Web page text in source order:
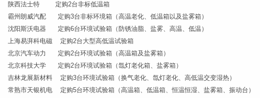
陕西法士特 定购2台非标低温箱
霸州朗威汽配 定购3台非标环境箱（高温老化、低温箱以及盐雾箱）
沈阳斯沃电器 定购6台环境试验箱（防锈油脂、盐雾、高温、低温）
上海易湃科电磁 定购2台大型高低温试验箱
北京汽车动力 定购2台环境试验箱（高温箱及盐雾箱）
北京科技大学 定购2台环境试验箱（氙灯老化箱、盐雾箱）
吉林龙展新材料 定购3台环境试验箱（换气老化、氙灯老化、高低温交变湿热）
常熟市天银机电 定购5台环境试验箱（高温箱、低温箱、恒温恒湿、盐雾箱、振动台）